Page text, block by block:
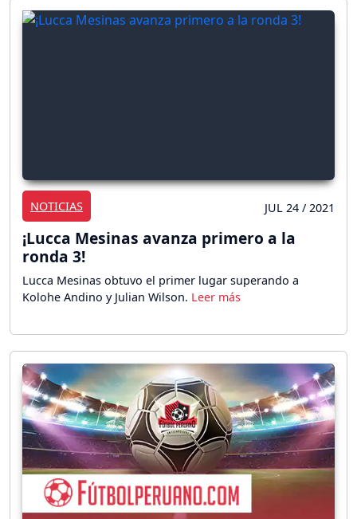
NOTICIAS JUL 24 / 2021
¡Lucca Mesinas avanza primero a la
ronda 3!
Lucca Mesinas obtuvo el primer lugar superando a
Kolohe Andino y Julian Wilson.